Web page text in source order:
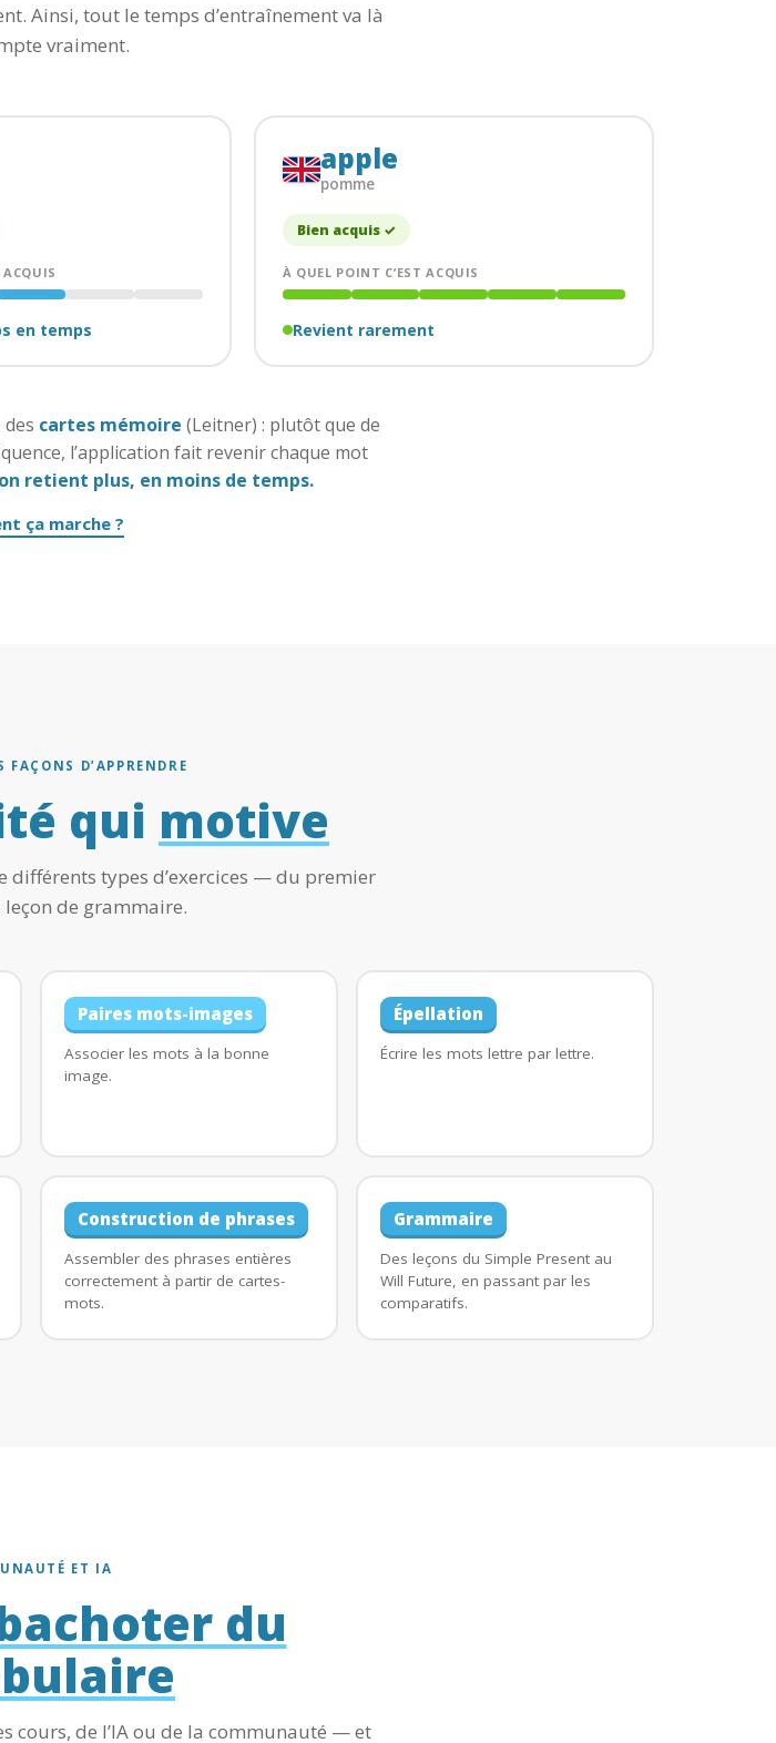
Ainsi, tout le temps d’entraînement va là
vraiment.
en temps
apple
pomme
Bien acquis ✓
À QUEL POINT C’EST ACQUIS
Revient rarement
cartes mémoire (Leitner) : plutôt que de
l’application fait revenir chaque mot
on retient plus, en moins de temps.
ça marche ?
FAÇONS D’APPRENDRE
qui motive
différents types d’exercices — du premier
leçon de grammaire.
Paires mots-images
Associer les mots à la bonne
image.
Épellation
Écrire les mots lettre par lettre.
Construction de phrases
Assembler des phrases entières
correctement à partir de cartes-
mots.
Grammaire
Des leçons du Simple Present au
Will Future, en passant par les
comparatifs.
ET IA
du
cours, de l’IA ou de la communauté — et